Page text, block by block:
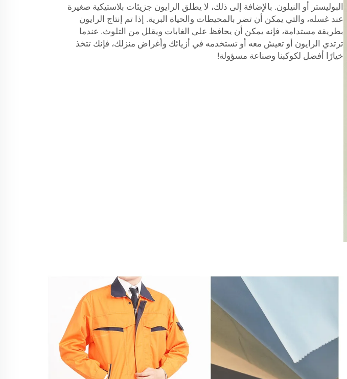
البوليستر أو النيلون. بالإضافة إلى ذلك، لا يطلق الرايون جزيئات بلاستيكية صغيرة
عند غسله، والتي يمكن أن تضر بالمحيطات والحياة البرية. إذا تم إنتاج الرايون
بطريقة مستدامة، فإنه يمكن أن يحافظ على الغابات ويقلل من التلوث. عندما
ترتدي الرايون أو تعيش معه أو تستخدمه في أزيائك وأغراض منزلك، فإنك تتخذ
خيارًا أفضل لكوكبنا وصناعة مسؤولة!